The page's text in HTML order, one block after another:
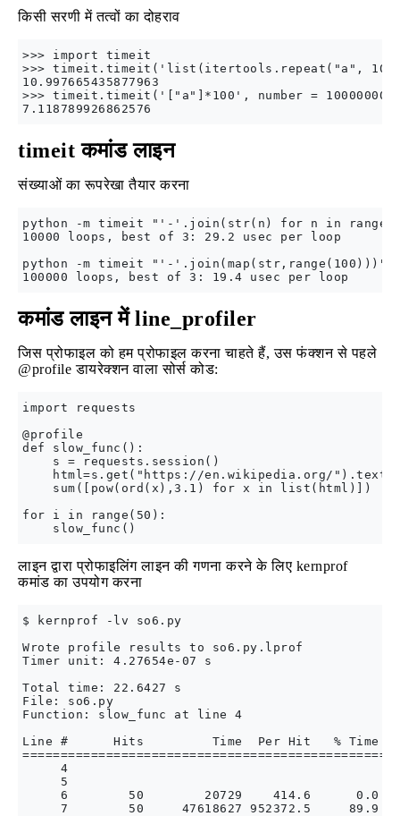
किसी सरणी में तत्वों का दोहराव
>>> import timeit
>>> timeit.timeit('list(itertools.repeat("a",
10.997665435877963
>>> timeit.timeit('["a"]*100', number = 10000000)
timeit कमांड लाइन
संख्याओं का रूपरेखा तैयार करना
python -m timeit "'-'.join(str(n) for n in
10000 loops, best of 3: 29.2 usec per loop
python -m timeit "'-'.join(map(str,range(100)))"
कमांड लाइन में line_profiler
जिस प्रोफाइल को हम प्रोफाइल करना चाहते हैं, उस फंक्शन से पहले
@profile डायरेक्शन वाला सोर्स कोड:
import requests
@profile
def slow_func():
    s = requests.session()
    html=s.get("https://en.wikipedia.org/").text
    sum([pow(ord(x),3.1) for x in list(html)])
for i in range(50):
लाइन द्वारा प्रोफाइलिंग लाइन की गणना करने के लिए kernprof
कमांड का उपयोग करना
$ kernprof -lv so6.py
Wrote profile results to so6.py.lprof
Timer unit: 4.27654e-07 s
Total time: 22.6427 s
File: so6.py
Function: slow_func at line 4
Line #      Hits         Time  Per Hit   % Time
4
5
6        50        20729    414.6      0.0
7        50     47618627 952372.5     89.9